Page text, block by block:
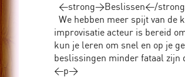
<strong>Beslissen</
We hebben meer spijt van de
improvisatie acteur is bereid
kun je leren om snel en op je
beslissingen minder fataal
<p>